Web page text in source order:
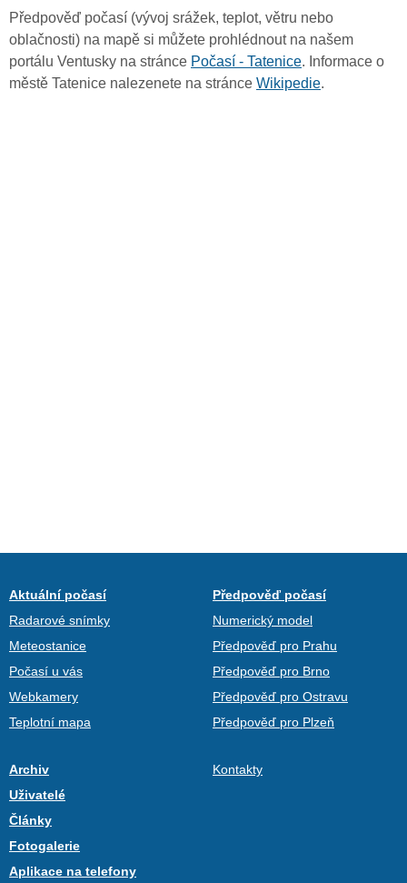
Předpověď počasí (vývoj srážek, teplot, větru nebo
oblačnosti) na mapě si můžete prohlédnout na našem
portálu Ventusky na stránce Počasí - Tatenice. Informace o
městě Tatenice nalezenete na stránce Wikipedie.
Aktuální počasí
Radarové snímky
Meteostanice
Počasí u vás
Webkamery
Teplotní mapa
Předpověď počasí
Numerický model
Předpověď pro Prahu
Předpověď pro Brno
Předpověď pro Ostravu
Předpověď pro Plzeň
Archiv
Uživatelé
Články
Fotogalerie
Aplikace na telefony
Kontakty